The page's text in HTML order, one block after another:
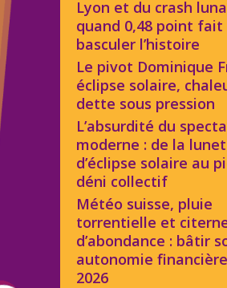
Lyon et du crash
quand 0,48 point fait
basculer l’histoire
Le pivot Dominique
éclipse solaire,
dette sous pression
L’absurdité du
moderne : de la
d’éclipse solaire au
déni collectif
Météo suisse, pluie
torrentielle et
d’abondance : bâtir
autonomie
2026